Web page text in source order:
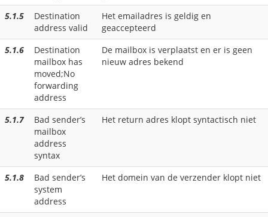
5.1.5
Destination
address valid
Het emailadres is geldig en
geaccepteerd
5.1.6
Destination
mailbox has
moved;No
forwarding
address
De mailbox is verplaatst en er is geen
nieuw adres bekend
5.1.7
Bad sender’s
mailbox
address
syntax
Het return adres klopt syntactisch niet
5.1.8
Bad sender’s
system
address
Het domein van de verzender klopt niet